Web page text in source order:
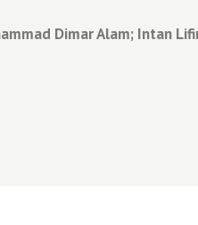
Dimar Alam; Intan